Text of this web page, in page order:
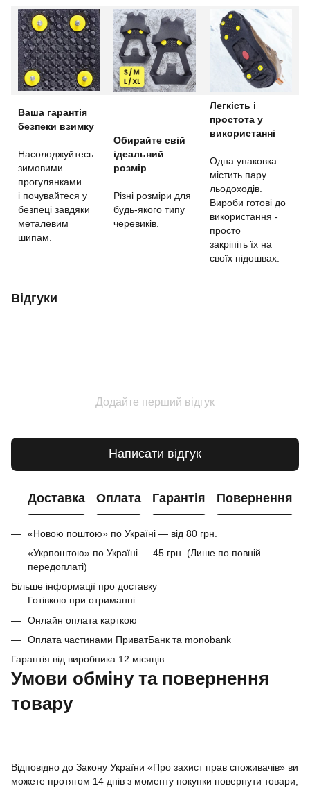
Ваша гарантія
безпеки взимку
Насолоджуйтесь
зимовими
прогулянками
і почувайтеся у
безпеці завдяки
металевим
шипам.
Обирайте свій
ідеальний
розмір
Різні розміри для
будь-якого типу
черевиків.
Легкість і
простота у
використанні
Одна упаковка
містить пару
льодоходів.
Вироби готові до
використання -
просто
закріпіть їх на
своїх підошвах.
Відгуки
Додайте перший відгук
Написати відгук
Доставка Оплата Гарантія Повернення
«Новою поштою» по Україні — від 80 грн.
«Укрпоштою» по Україні — 45 грн. (Лише по повній
передоплаті)
Більше інформації про доставку
Готівкою при отриманні
Онлайн оплата карткою
Оплата частинами ПриватБанк та monobank
Гарантія від виробника 12 місяців.
Умови обміну та повернення
товару
Відповідно до Закону України «Про захист прав споживачів» ви
можете протягом 14 днів з моменту покупки повернути товари,